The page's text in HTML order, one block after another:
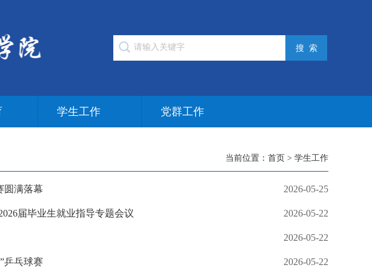
学生工作 党群工作
当前位置： 首页 > 学生工作
圆满落幕 2026-05-25
届毕业生就业指导专题会议 2026-05-22
2026-05-22
乒乓球赛 2026-05-22